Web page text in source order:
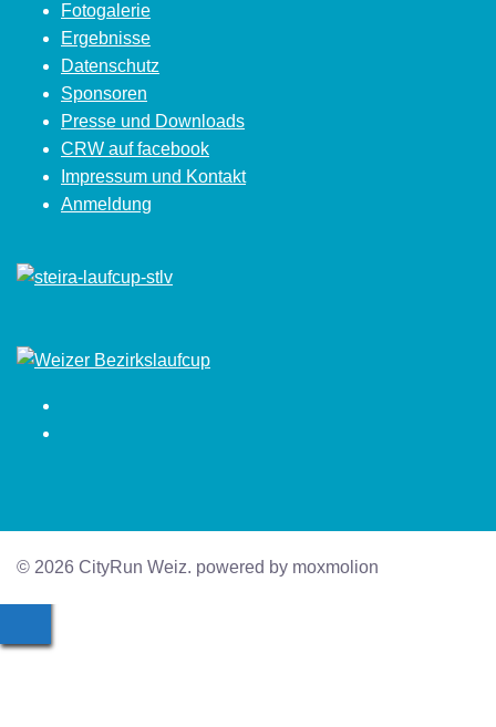
Fotogalerie
Ergebnisse
Datenschutz
Sponsoren
Presse und Downloads
CRW auf facebook
Impressum und Kontakt
Anmeldung
© 2026 CityRun Weiz. powered by moxmolion